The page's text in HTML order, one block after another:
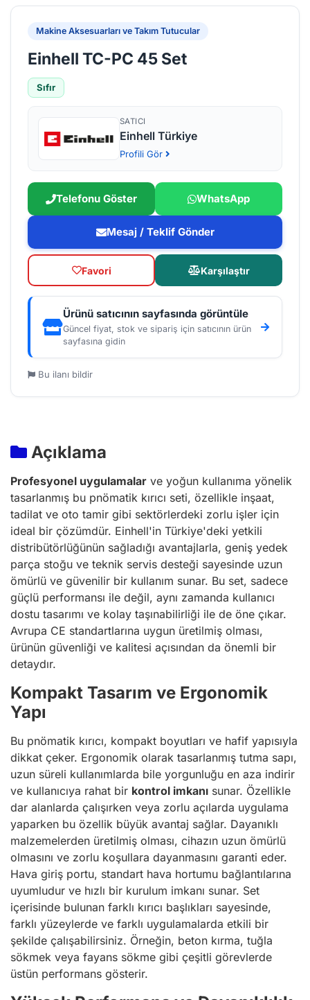
Makine Aksesuarları ve Takım Tutucular
Einhell TC-PC 45 Set
Sıfır
SATICI
Einhell Türkiye
Profili Gör
Telefonu Göster WhatsApp
Mesaj / Teklif Gönder
Favori Karşılaştır
Ürünü satıcının sayfasında görüntüle
Güncel fiyat, stok ve sipariş için satıcının ürün
sayfasına gidin
Bu ilanı bildir
Açıklama
Profesyonel uygulamalar ve yoğun kullanıma yönelik
tasarlanmış bu pnömatik kırıcı seti, özellikle inşaat,
tadilat ve oto tamir gibi sektörlerdeki zorlu işler için
ideal bir çözümdür. Einhell'in Türkiye'deki yetkili
distribütörlüğünün sağladığı avantajlarla, geniş yedek
parça stoğu ve teknik servis desteği sayesinde uzun
ömürlü ve güvenilir bir kullanım sunar. Bu set, sadece
güçlü performansı ile değil, aynı zamanda kullanıcı
dostu tasarımı ve kolay taşınabilirliği ile de öne çıkar.
Avrupa CE standartlarına uygun üretilmiş olması,
ürünün güvenliği ve kalitesi açısından da önemli bir
detaydır.
Kompakt Tasarım ve Ergonomik
Yapı
Bu pnömatik kırıcı, kompakt boyutları ve hafif yapısıyla
dikkat çeker. Ergonomik olarak tasarlanmış tutma sapı,
uzun süreli kullanımlarda bile yorgunluğu en aza indirir
ve kullanıcıya rahat bir kontrol imkanı sunar. Özellikle
dar alanlarda çalışırken veya zorlu açılarda uygulama
yaparken bu özellik büyük avantaj sağlar. Dayanıklı
malzemelerden üretilmiş olması, cihazın uzun ömürlü
olmasını ve zorlu koşullara dayanmasını garanti eder.
Hava giriş portu, standart hava hortumu bağlantılarına
uyumludur ve hızlı bir kurulum imkanı sunar. Set
içerisinde bulunan farklı kırıcı başlıkları sayesinde,
farklı yüzeylerde ve farklı uygulamalarda etkili bir
şekilde çalışabilirsiniz. Örneğin, beton kırma, tuğla
sökmek veya fayans sökme gibi çeşitli görevlerde
üstün performans gösterir.